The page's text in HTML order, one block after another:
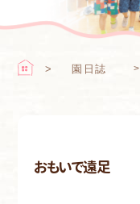
園日誌 >
おもいで遠足